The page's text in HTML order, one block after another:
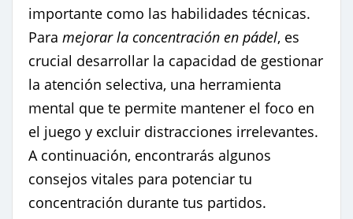
importante como las habilidades técnicas.
Para mejorar la concentración en pádel, es
crucial desarrollar la capacidad de gestionar
la atención selectiva, una herramienta
mental que te permite mantener el foco en
el juego y excluir distracciones irrelevantes.
A continuación, encontrarás algunos
consejos vitales para potenciar tu
concentración durante tus partidos.